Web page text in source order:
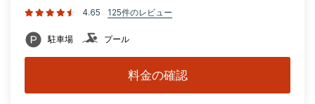
4.65 125件のレビュー
駐車場 プール
料金の確認